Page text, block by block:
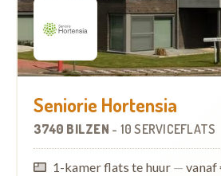
Seniorie Hortensia
3740 BILZEN - 10 SERVICEFLATS
1-kamer flats te huur — vanaf